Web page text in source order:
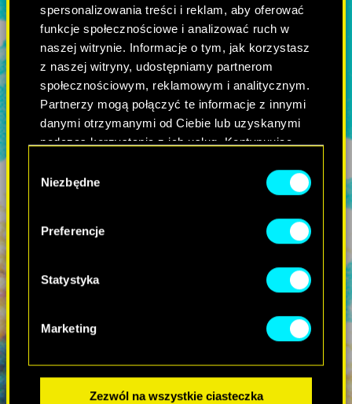
spersonalizowania treści i reklam, aby oferować
funkcje społecznościowe i analizować ruch w
naszej witrynie. Informacje o tym, jak korzystasz
z naszej witryny, udostępniamy partnerom
społecznościowym, reklamowym i analitycznym.
Partnerzy mogą połączyć te informacje z innymi
danymi otrzymanymi od Ciebie lub uzyskanymi
podczas korzystania z ich usług. Kontynuując
używanie plików cookie.
zgody
Niezbędne
Preferencje
Statystyka
Marketing
Zezwól na wszystkie ciasteczka